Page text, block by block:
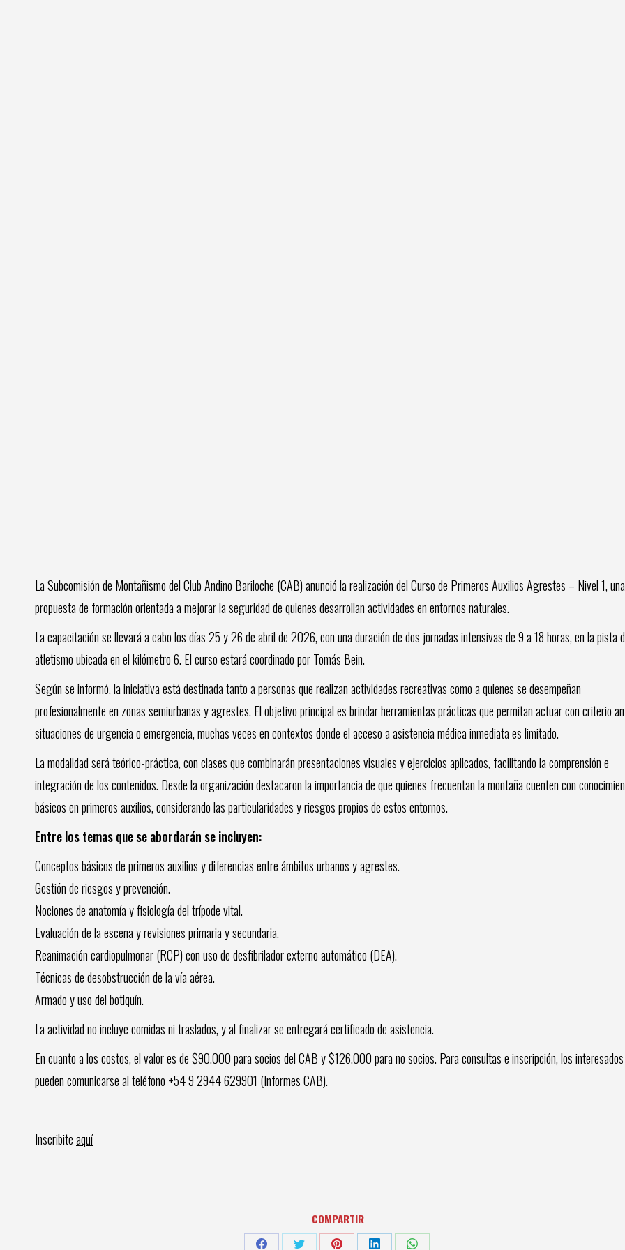
La Subcomisión de Montañismo del Club Andino Bariloche (CAB) anunció la realización del Curso de Primeros Auxilios Agrestes – Nivel 1, una
propuesta de formación orientada a mejorar la seguridad de quienes desarrollan actividades en entornos naturales.
La capacitación se llevará a cabo los días 25 y 26 de abril de 2026, con una duración de dos jornadas intensivas de 9 a 18 horas, en la pista
atletismo ubicada en el kilómetro 6. El curso estará coordinado por Tomás Bein.
Según se informó, la iniciativa está destinada tanto a personas que realizan actividades recreativas como a quienes se desempeñan
profesionalmente en zonas semiurbanas y agrestes. El objetivo principal es brindar herramientas prácticas que permitan actuar con criterio
situaciones de urgencia o emergencia, muchas veces en contextos donde el acceso a asistencia médica inmediata es limitado.
La modalidad será teórico-práctica, con clases que combinarán presentaciones visuales y ejercicios aplicados, facilitando la comprensión e
integración de los contenidos. Desde la organización destacaron la importancia de que quienes frecuentan la montaña cuenten con
básicos en primeros auxilios, considerando las particularidades y riesgos propios de estos entornos.
Entre los temas que se abordarán se incluyen:
Conceptos básicos de primeros auxilios y diferencias entre ámbitos urbanos y agrestes.
Gestión de riesgos y prevención.
Nociones de anatomía y fisiología del trípode vital.
Evaluación de la escena y revisiones primaria y secundaria.
Reanimación cardiopulmonar (RCP) con uso de desfibrilador externo automático (DEA).
Técnicas de desobstrucción de la vía aérea.
Armado y uso del botiquín.
La actividad no incluye comidas ni traslados, y al finalizar se entregará certificado de asistencia.
En cuanto a los costos, el valor es de $90.000 para socios del CAB y $126.000 para no socios. Para consultas e inscripción, los interesados
pueden comunicarse al teléfono +54 9 2944 629901 (Informes CAB).
Inscribiteaquí
COMPARTIR